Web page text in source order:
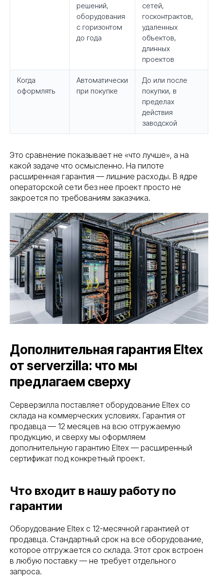
решений,
оборудования
с горизонтом
до года
сетей,
госконтрактов,
удаленных
объектов,
длинных
проектов
Когда
оформлять
Автоматически
при покупке
До или после
покупки, в
пределах
действия
заводской
Это сравнение показывает не «что лучше», а на
какой задаче что осмысленно. На пилоте
расширенная гарантия — лишние расходы. В ядре
операторской сети без нее проект просто не
закроется по требованиям заказчика.
Дополнительная гарантия Eltex
от serverzilla: что мы
предлагаем сверху
Серверзилла поставляет оборудование Eltex со
склада на коммерческих условиях. Гарантия от
продавца — 12 месяцев на всю отгружаемую
продукцию, и сверху мы оформляем
дополнительную гарантию Eltex — расширенный
сертификат под конкретный проект.
Что входит в нашу работу по
гарантии
Оборудование Eltex с 12-месячной гарантией от
продавца. Стандартный срок на все оборудование,
которое отгружается со склада. Этот срок встроен
в любую поставку — не требует отдельного
запроса.